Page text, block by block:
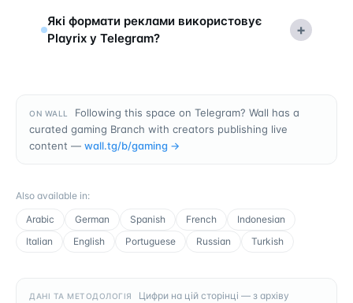
Які формати реклами використовує
Playrix у Telegram?
+
ON WALL
Following this space on Telegram? Wall has a
curated gaming Branch with creators publishing live
content — wall.tg/b/gaming →
Also available in:
Arabic
German Spanish French
Indonesian
Italian
English Portuguese Russian Turkish
ДАНІ ТА МЕТОДОЛОГІЯ
Цифри на цій сторінці — з архіву